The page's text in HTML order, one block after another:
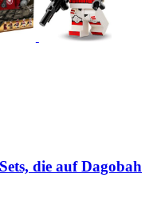
die auf Dagobah